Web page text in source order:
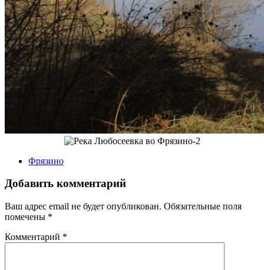
Фрязино
Добавить комментарий
Ваш адрес email не будет опубликован. Обязательные поля
помечены *
Комментарий *